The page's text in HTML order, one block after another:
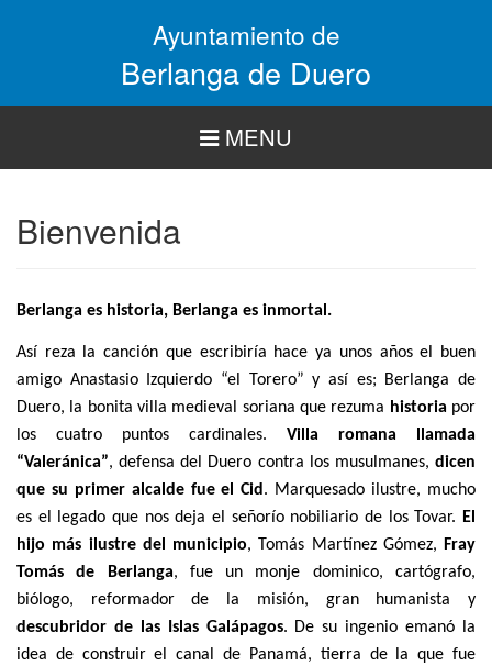
Ayuntamiento de
Berlanga de Duero
MENU
Bienvenida
Berlanga es historia, Berlanga es inmortal.
Así reza la canción que escribiría hace ya unos años el buen
amigo Anastasio Izquierdo “el Torero” y así es; Berlanga de
Duero, la bonita villa medieval soriana que rezuma historia por
los cuatro puntos cardinales. Villa romana llamada
“Valeránica”, defensa del Duero contra los musulmanes, dicen
que su primer alcalde fue el Cid. Marquesado ilustre, mucho
es el legado que nos deja el señorío nobiliario de los Tovar. El
hijo más ilustre del municipio, Tomás Martínez Gómez, Fray
Tomás de Berlanga, fue un monje dominico, cartógrafo,
biólogo, reformador de la misión, gran humanista y
descubridor de las Islas Galápagos. De su ingenio emanó la
idea de construir el canal de Panamá, tierra de la que fue